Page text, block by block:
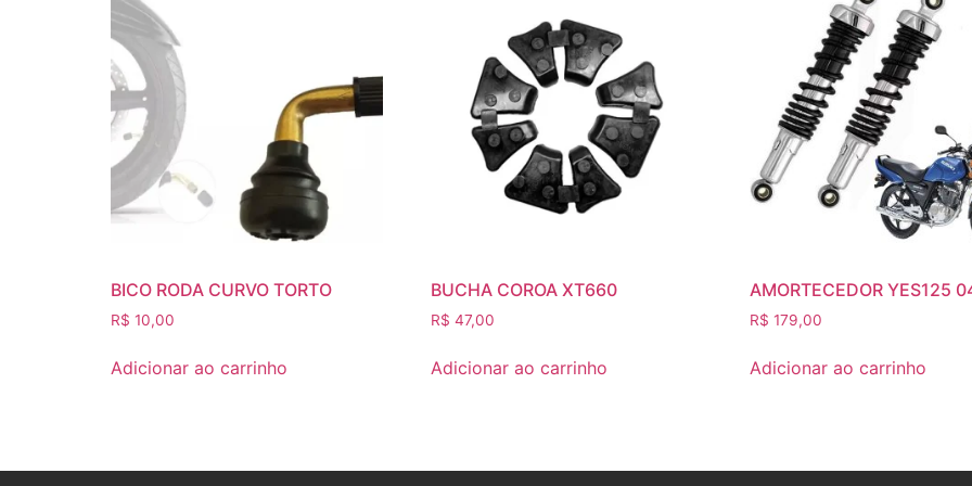
BICO RODA CURVO TORTO
R$ 10,00
Adicionar ao carrinho
BUCHA COROA XT660
R$ 47,00
Adicionar ao carrinho
AMORTECEDOR YES125
R$ 179,00
Adicionar ao carrinho